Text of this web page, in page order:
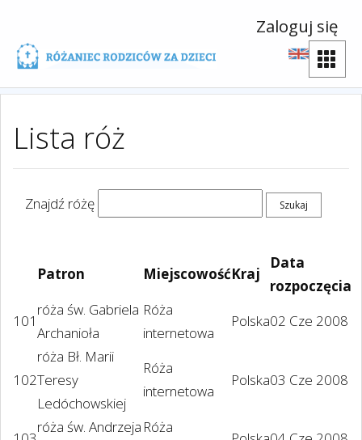
Zaloguj się
Lista róż
Znajdź różę
Patron MiejscowośćKraj
Data
rozpoczęcia
101
róża św. Gabriela
Archanioła
Róża
internetowa
Polska02 Cze 2008
102
róża Bł. Marii
Teresy
Ledóchowskiej
Róża
internetowa
Polska03 Cze 2008
róża św. Andrzeja Róża